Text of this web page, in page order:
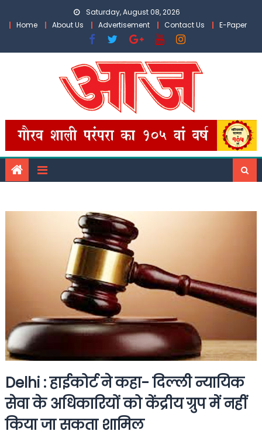
Saturday, August 08, 2026
Home
About Us Advertisement Contact Us E-Paper
Delhi : हाईकोर्ट ने कहा- दिल्ली न्यायिक
सेवा के अधिकारियों को केंद्रीय ग्रुप में नहीं
किया जा सकता शामिल